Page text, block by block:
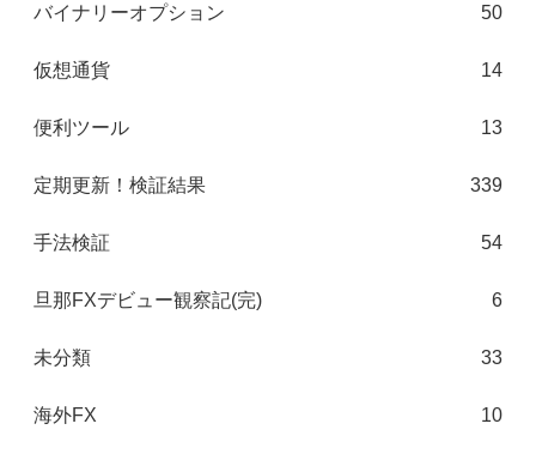
バイナリーオプション 50
仮想通貨 14
便利ツール 13
定期更新！検証結果 339
手法検証 54
旦那FXデビュー観察記(完) 6
未分類 33
海外FX 10